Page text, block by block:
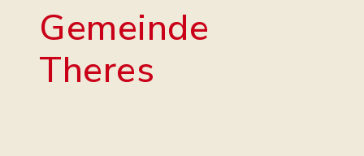
Gemeinde
Theres